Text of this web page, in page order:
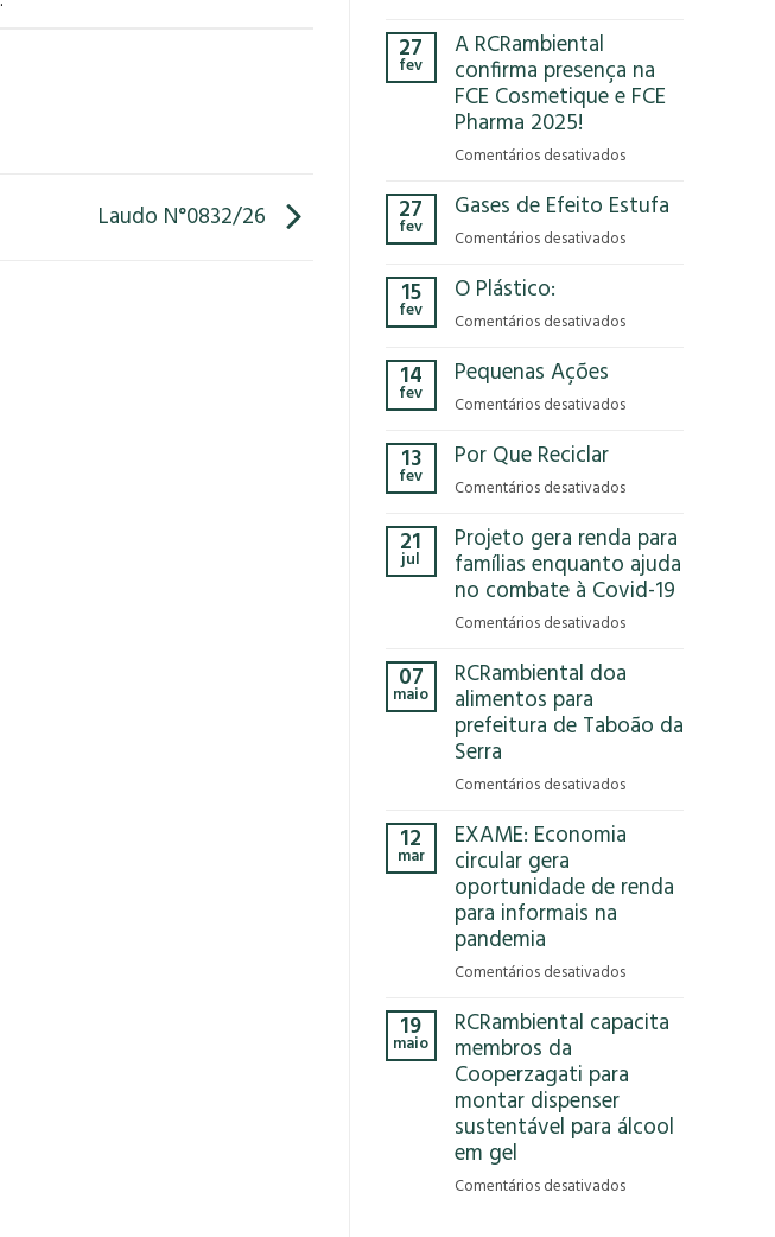
Laudo N°0832/26
parou
para
impacto
que
o
modelo
no
27
fev
A RCRambiental
confirma presença na
FCE Cosmetique e FCE
Pharma 2025!
Comentários desativadosem
RCRambiental
confirma
Cosmetique
Pharma
27
fev
Gases de Efeito Estufa
Comentários desativadosem
Efeito
15
fev
O Plástico:
Comentários desativadosem
14
fev
Pequenas Ações
Comentários desativadosem
13
fev
Por Que Reciclar
Comentários desativadosem
Que
Reciclar
21
jul
Projeto gera renda para
famílias enquanto ajuda
no combate à Covid-19
Comentários desativadosem
gera
para
ajuda
combate
Covid-
07
maio
RCRambiental doa
alimentos para
prefeitura de Taboão da
Serra
Comentários desativadosem
doa
para
da
Serra
12
mar
EXAME: Economia
circular gera
oportunidade de renda
para informais na
pandemia
Comentários desativadosem
Economia
gera
de
informais
19
maio
RCRambiental capacita
membros da
Cooperzagati para
montar dispenser
sustentável para álcool
em gel
Comentários desativadosem